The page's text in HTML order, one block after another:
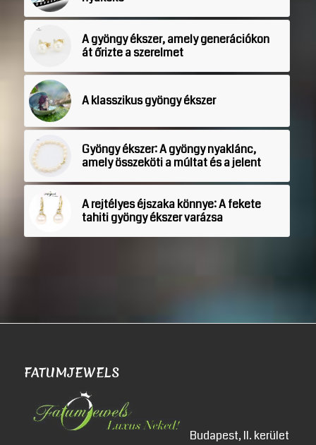
A gyöngy ékszer, amely generációkon
át őrizte a szerelmet
A klasszikus gyöngy ékszer
Gyöngy ékszer: A gyöngy nyaklánc,
amely összeköti a múltat és a jelent
A rejtélyes éjszaka könnye: A fekete
tahiti gyöngy ékszer varázsa
FATUMJEWELS
Budapest, II. kerület